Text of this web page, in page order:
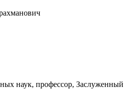
наук, профессор,